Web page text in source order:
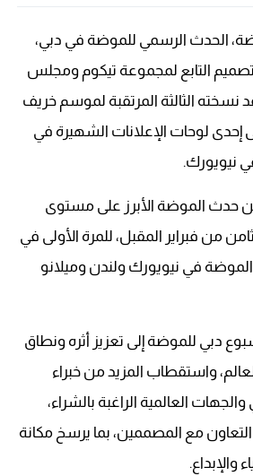
الحدث الرسمي للموضة في دبي،
التابع لمجموعة تيكوم ومجلس
نسخته الثالثة المرتقبة لموسم خريف
2024 – 2025 على إحدى لوحات الإعلانات الشهيرة في
نيويورك.
من حدث الموضة الأبرز على مستوى
من فبراير المقبل، للمرة الأولى في
في نيويورك ولندن وميلانو
دبي للموضة إلى تعزيز أثره ونطاق
واستقطاب المزيد من خبراء
والجهات العالمية الراغبة بالشراء،
مع المصممين، بما يرسخ مكانة
والإبداع.